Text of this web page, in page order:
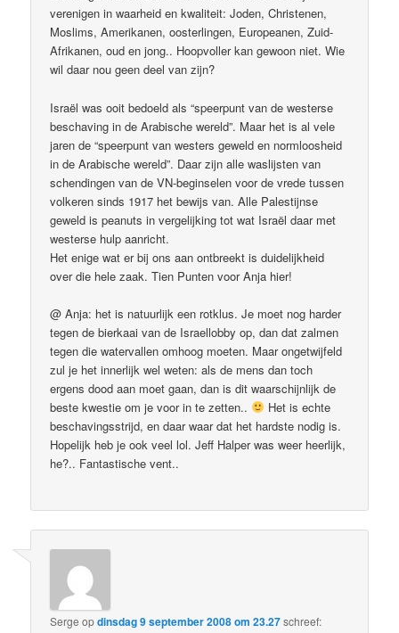
verenigen in waarheid en kwaliteit: Joden, Christenen,
Moslims, Amerikanen, oosterlingen, Europeanen, Zuid-
Afrikanen, oud en jong.. Hoopvoller kan gewoon niet. Wie
wil daar nou geen deel van zijn?
Israël was ooit bedoeld als “speerpunt van de westerse
beschaving in de Arabische wereld”. Maar het is al vele
jaren de “speerpunt van westers geweld en normloosheid
in de Arabische wereld”. Daar zijn alle waslijsten van
schendingen van de VN-beginselen voor de vrede tussen
volkeren sinds 1917 het bewijs van. Alle Palestijnse
geweld is peanuts in vergelijking tot wat Israël daar met
westerse hulp aanricht.
Het enige wat er bij ons aan ontbreekt is duidelijkheid
over die hele zaak. Tien Punten voor Anja hier!
@ Anja: het is natuurlijk een rotklus. Je moet nog harder
tegen de bierkaai van de Israellobby op, dan dat zalmen
tegen die watervallen omhoog moeten. Maar ongetwijfeld
zul je het innerlijk wel weten: als de mens dan toch
ergens dood aan moet gaan, dan is dit waarschijnlijk de
beste kwestie om je voor in te zetten..
Het is echte
beschavingsstrijd, en daar waar dat het hardste nodig is.
Hopelijk heb je ook veel lol. Jeff Halper was weer heerlijk,
he?.. Fantastische vent..
Serge opdinsdag 9 september 2008 om 23.27schreef: